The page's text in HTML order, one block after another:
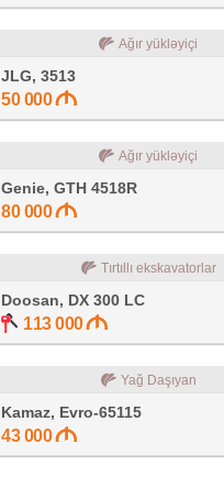
Ağır yükləyiçi
JLG, 3513
50 000
Ağır yükləyiçi
Genie, GTH 4518R
80 000
Tırtıllı ekskavatorlar
Doosan, DX 300 LC
113 000
Yağ Daşıyan
Kamaz, Evro-65115
43 000